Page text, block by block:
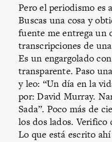
Pero el periodismo es
Buscas una cosa y
fuente me entrega un
transcripciones de
Es un engargolado
transparente. Paso
y leo: “Un día en la
por: David Murray.
Sada”. Poco más de
los dos lados. Verifico
Lo que está escrito